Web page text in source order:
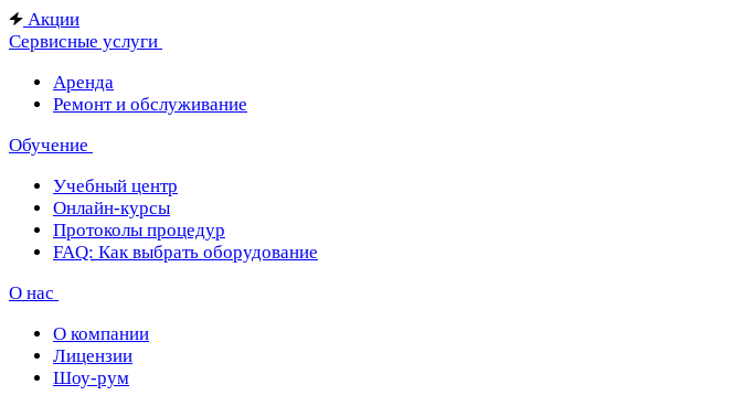
Акции
Сервисные услуги
Аренда
Ремонт и обслуживание
Обучение
Учебный центр
Онлайн-курсы
Протоколы процедур
FAQ: Как выбрать оборудование
О нас
О компании
Лицензии
Шоу-рум